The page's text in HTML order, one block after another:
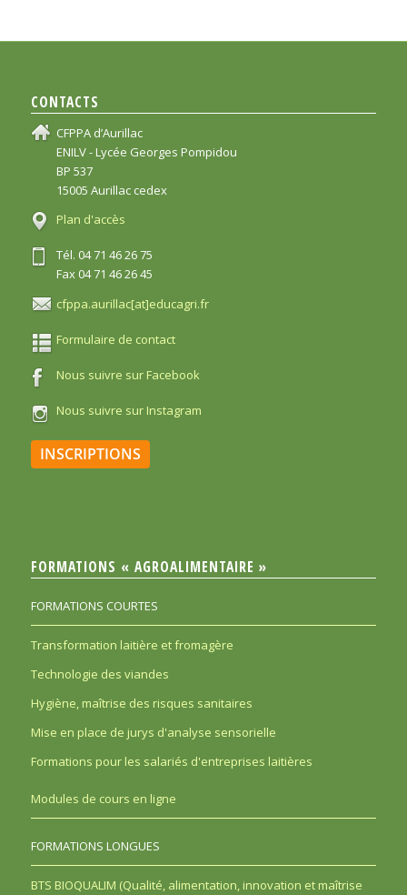
CONTACTS
CFPPA d’Aurillac
ENILV - Lycée Georges Pompidou
BP 537
15005 Aurillac cedex
Plan d'accès
Tél. 04 71 46 26 75
Fax 04 71 46 26 45
cfppa.aurillac[at]educagri.fr
Formulaire de contact
Nous suivre sur Facebook
Nous suivre sur Instagram
INSCRIPTIONS
FORMATIONS « AGROALIMENTAIRE »
FORMATIONS COURTES
Transformation laitière et fromagère
Technologie des viandes
Hygiène, maîtrise des risques sanitaires
Mise en place de jurys d'analyse sensorielle
Formations pour les salariés d'entreprises laitières
Modules de cours en ligne
FORMATIONS LONGUES
BTS BIOQUALIM (Qualité, alimentation, innovation et maîtrise